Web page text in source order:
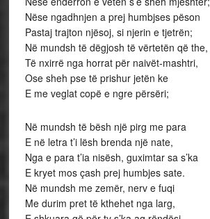
Nëse ngadhnjen a prej humbjses pëson
Pastaj trajton njësoj, si njerin e tjetrën;
Në mundsh të dëgjosh të vërtetën që the,
Të nxirrë nga horrat për naivët-mashtri,
Ose sheh pse të prishur jetën ke
E me veglat copë e ngre përsëri;
Në mundsh të bësh një pirg me para
E në letra t’i lësh brenda një nate,
Nga e para t’ia nisësh, guximtar sa s’ka
E kryet mos çash prej humbjes sate.
Në mundsh me zemër, nerv e fuqi
Me durim pret të kthehet nga larg,